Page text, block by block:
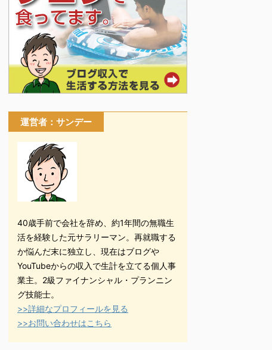
運営者：サンデー
40歳手前で会社を辞め、約1年間の無職生
活を経験した元サラリーマン。再就職する
か悩んだ末に独立し、現在はブログや
YouTubeからの収入で生計を立てる個人事
業主。2級ファイナンシャル・プランニン
グ技能士。
>>詳細なプロフィールを見る
>>お問い合わせはこちら